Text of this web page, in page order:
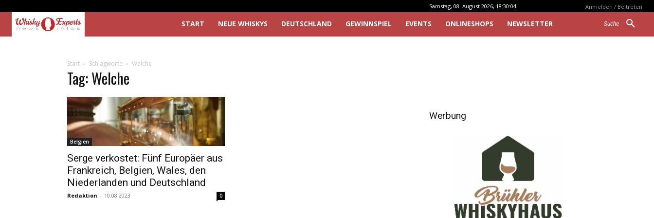
Samstag, 08. August 2026, 18:30:04 Anmelden / Beitreten
Suche
START NEUE WHISKYS DEUTSCHLAND GEWINNSPIEL EVENTS ONLINESHOPS NEWSLETTER
Start Schlagworte Welche
Tag: Welche
Belgien
Serge verkostet: Fünf Europäer aus
Frankreich, Belgien, Wales, den
Niederlanden und Deutschland
Redaktion - 10.08.2023 0
Werbung